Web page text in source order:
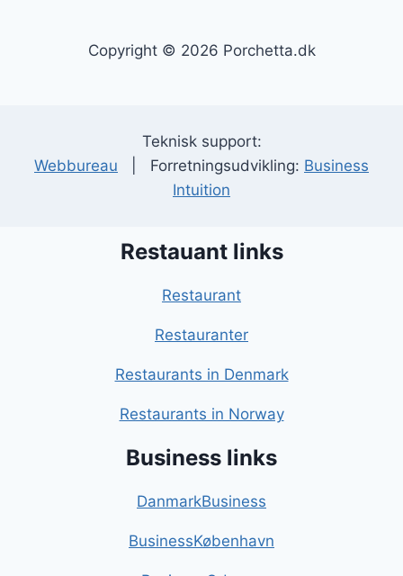
Copyright © 2026 Porchetta.dk
Teknisk support:
Webbureau | Forretningsudvikling: Business
Intuition
Restauant links
Restaurant
Restauranter
Restaurants in Denmark
Restaurants in Norway
Business links
DanmarkBusiness
BusinessKøbenhavn